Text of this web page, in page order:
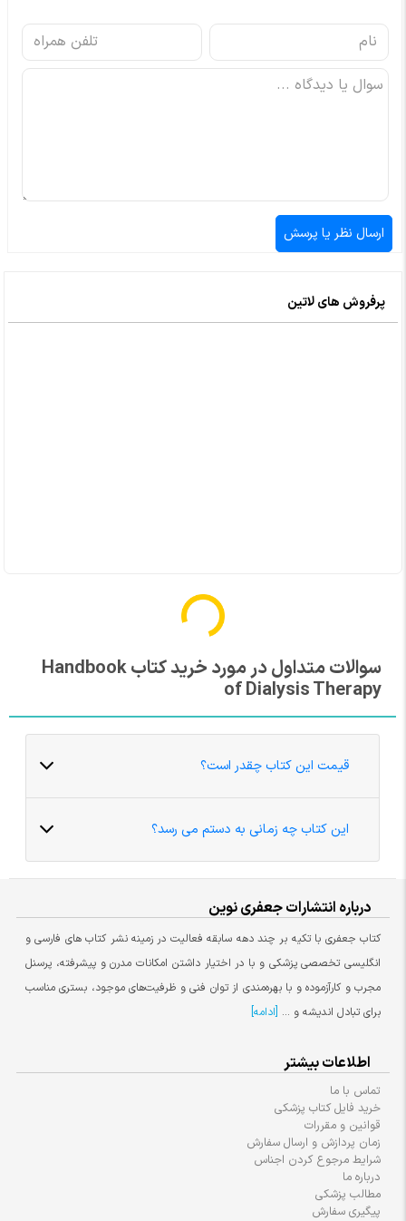
پرفروش های لاتین
سوالات متداول در مورد خرید کتاب Handbook
of Dialysis Therapy
قیمت این کتاب چقدر است؟
این کتاب چه زمانی به دستم می رسد؟
درباره انتشارات جعفری نوین
کتاب جعفری با تکیه بر چند دهه سابقه فعالیت در زمینه نشر کتاب های فارسی و
انگلیسی تخصصی پزشکی و با در اختیار داشتن امکانات مدرن و پیشرفته، پرسنل
مجرب و کارآزموده و با بهره‌مندی از توان فنی و ظرفیت‌های موجود، بستری مناسب
برای تبادل اندیشه و ... [ادامه]
اطلاعات بیشتر
تماس با ما
خرید فایل کتاب پزشکی
قوانین و مقررات
زمان پردازش و ارسال سفارش
شرایط مرجوع کردن اجناس
درباره ما
مطالب پزشکی
پیگیری سفارش